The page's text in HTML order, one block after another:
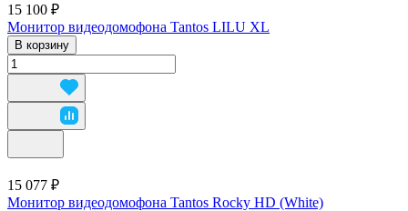
15 100 ₽
Монитор видеодомофона Tantos LILU XL
В корзину
15 077 ₽
Монитор видеодомофона Tantos Rocky HD (White)